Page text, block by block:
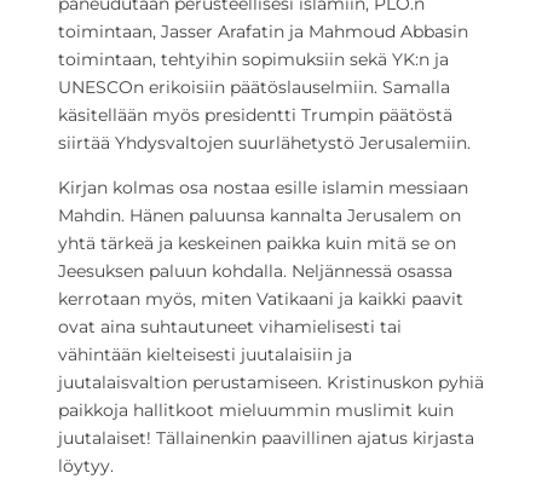
toimintaan, Jasser Arafatin ja Mahmoud Abbasin
toimintaan, tehtyihin sopimuksiin sekä YK:n ja
UNESCOn erikoisiin päätöslauselmiin. Samalla
käsitellään myös presidentti Trumpin päätöstä
siirtää Yhdysvaltojen suurlähetystö Jerusalemiin.
Kirjan kolmas osa nostaa esille islamin messiaan
Mahdin. Hänen paluunsa kannalta Jerusalem on
yhtä tärkeä ja keskeinen paikka kuin mitä se on
Jeesuksen paluun kohdalla. Neljännessä osassa
kerrotaan myös, miten Vatikaani ja kaikki paavit
ovat aina suhtautuneet vihamielisesti tai
vähintään kielteisesti juutalaisiin ja
juutalaisvaltion perustamiseen. Kristinuskon pyhiä
paikkoja hallitkoot mieluummin muslimit kuin
juutalaiset! Tällainenkin paavillinen ajatus kirjasta
löytyy.